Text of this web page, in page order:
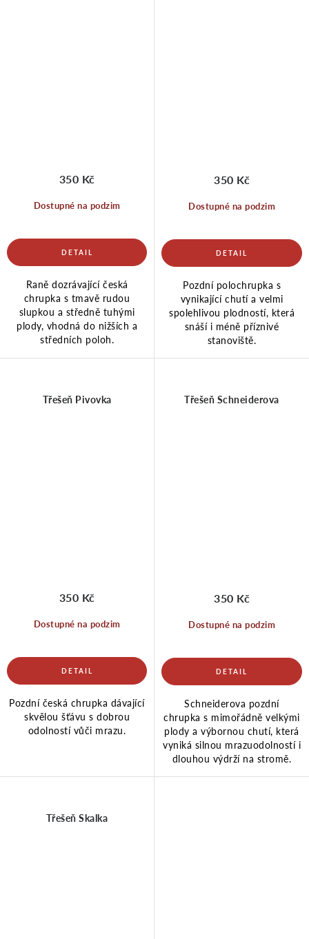
Dostupné na podzim
350 Kč
Raně dozrávající česká
chrupka s tmavě rudou
slupkou a středně tuhými
plody, vhodná do nižších a
středních poloh.
Dostupné na podzim
350 Kč
Pozdní polochrupka s
vynikající chutí a velmi
spolehlivou plodností, která
snáší i méně příznivé
stanoviště.
Třešeň Pivovka
Dostupné na podzim
350 Kč
Pozdní česká chrupka dávající
skvělou šťávu s dobrou
odolností vůči mrazu.
Třešeň Schneiderova
Dostupné na podzim
350 Kč
Schneiderova pozdní
chrupka s mimořádně velkými
plody a výbornou chutí, která
vyniká silnou mrazuodolností i
dlouhou výdrží na stromě.
Třešeň Skalka